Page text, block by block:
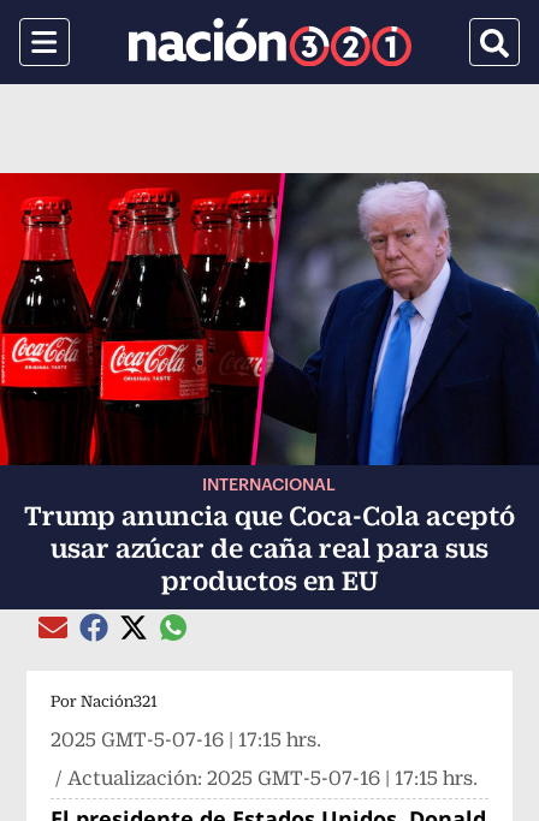
Menu
INTERNACIONAL
Trump anuncia que Coca-Cola aceptó
usar azúcar de caña real para sus
productos en EU
Compartir el artículo actual mediante Email
Compartir el artículo actual mediante Facebook
Compartir el artículo actual mediante Twitter
Compartir el artículo actual mediante
Por Nación321
2025 GMT-5-07-16 | 17:15 hrs.
/ Actualización:2025 GMT-5-07-16 | 17:15 hrs.